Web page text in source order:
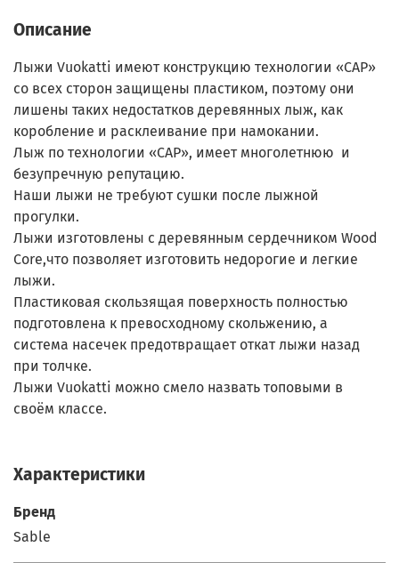
Описание
Лыжи Vuokatti имеют конструкцию технологии «САР»
со всех сторон защищены пластиком, поэтому они
лишены таких недостатков деревянных лыж, как
коробление и расклеивание при намокании.
Лыж по технологии «САР», имеет многолетнюю и
безупречную репутацию.
Наши лыжи не требуют сушки после лыжной
прогулки.
Лыжи изготовлены с деревянным сердечником Wood
Core,что позволяет изготовить недорогие и легкие
лыжи.
Пластиковая скользящая поверхность полностью
подготовлена к превосходному скольжению, а
система насечек предотвращает откат лыжи назад
при толчке.
Лыжи Vuokatti можно смело назвать топовыми в
своём классе.
Характеристики
Бренд
Sable